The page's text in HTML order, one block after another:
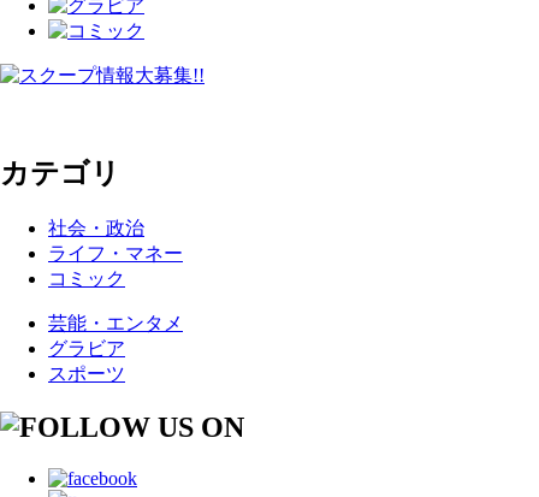
カテゴリ
社会・政治
ライフ・マネー
コミック
芸能・エンタメ
グラビア
スポーツ